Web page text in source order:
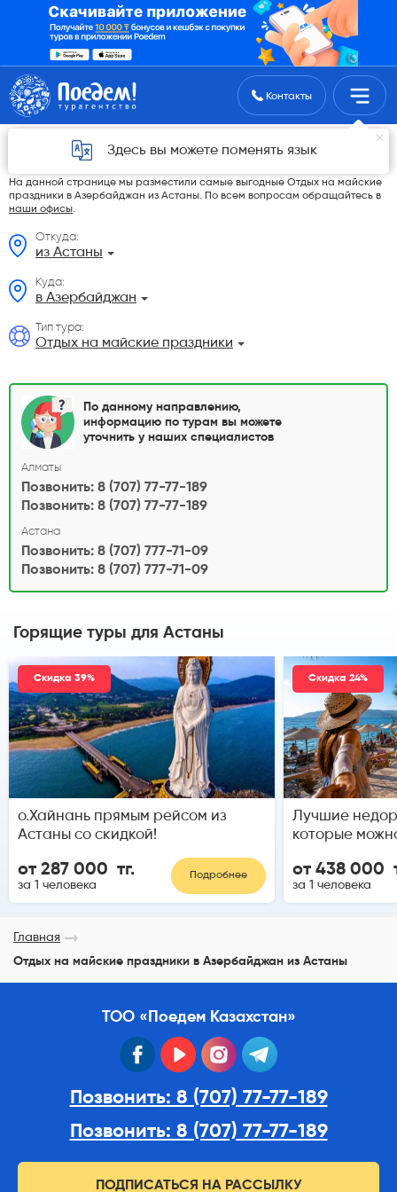
Поиск туровКонтакты
Здесь вы можете поменять язык
Отдых на майские праздники в
Азербайджан из Астаны в 2026 году
На данной странице мы разместили самые выгодные Отдых на майские
праздники в Азербайджан из Астаны. По всем вопросам обращайтесь в
наши офисы.
Откуда:
из Астаны
Куда:
в Азербайджан
Тип тура:
Отдых на майские праздники
По данному направлению,
информацию по турам вы можете
уточнить у наших специалистов
Алматы
Позвонить: 8 (707) 77-77-189
Позвонить: 8 (707) 77-77-189
Астана
Позвонить: 8 (707) 777-71-09
Позвонить: 8 (707) 777-71-09
Горящие туры для Астаны
Скидка 39%
о.Хайнань прямым рейсом из
Астаны со скидкой!
от 287 000 тг.
за 1 человека
Подробнее
Скидка 24%
Лучшие
которые
от 438 000
за 1 человека
Главная
Отдых на майские праздники в Азербайджан из Астаны
ТОО «Поедем Казахстан»
facebook youtube instagram
Позвонить: 8 (707) 77-77-189
Позвонить: 8 (707) 77-77-189
ПОДПИСАТЬСЯ НА РАССЫЛКУ